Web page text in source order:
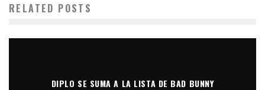
RELATED POSTS
DIPLO SE SUMA A LA LISTA DE BAD BUNNY